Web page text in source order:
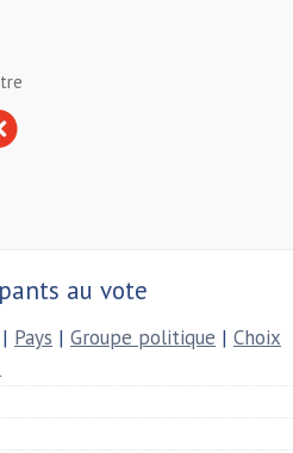
au vote
| Pays | Groupe politique | Choix